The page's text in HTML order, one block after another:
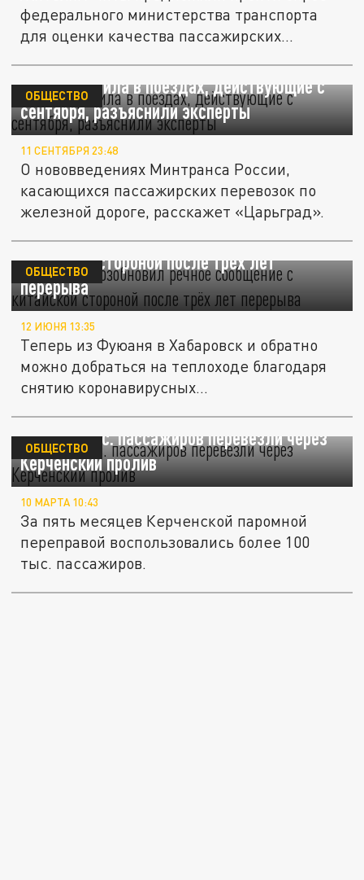
федерального министерства транспорта
для оценки качества пассажирских...
Новые правила в поездах, действующие с
сентября, разъяснили эксперты
ОБЩЕСТВО
11 СЕНТЯБРЯ 23:48
О нововведениях Минтранса России,
касающихся пассажирских перевозок по
железной дороге, расскажет «Царьград».
Хабаровск возобновил речное сообщение с
китайской стороной после трёх лет
перерыва
ОБЩЕСТВО
12 ИЮНЯ 13:35
Теперь из Фуюаня в Хабаровск и обратно
можно добраться на теплоходе благодаря
снятию коронавирусных...
Уже 100 тыс. пассажиров перевезли через
Керченский пролив
ОБЩЕСТВО
10 МАРТА 10:43
За пять месяцев Керченской паромной
переправой воспользовались более 100
тыс. пассажиров.